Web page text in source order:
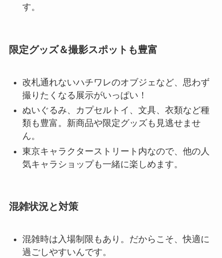
す。
限定グッズ＆撮影スポットも豊富
改札通れないハチワレのオブジェなど、思わず
撮りたくなる展示がいっぱい！
ぬいぐるみ、カプセルトイ、文具、衣類など種
類も豊富。新商品や限定グッズも見逃せませ
ん。
東京キャラクターストリート内なので、他の人
気キャラショップも一緒に楽しめます。
混雑状況と対策
混雑時は入場制限もあり。だからこそ、快適に
過ごしやすいんです。